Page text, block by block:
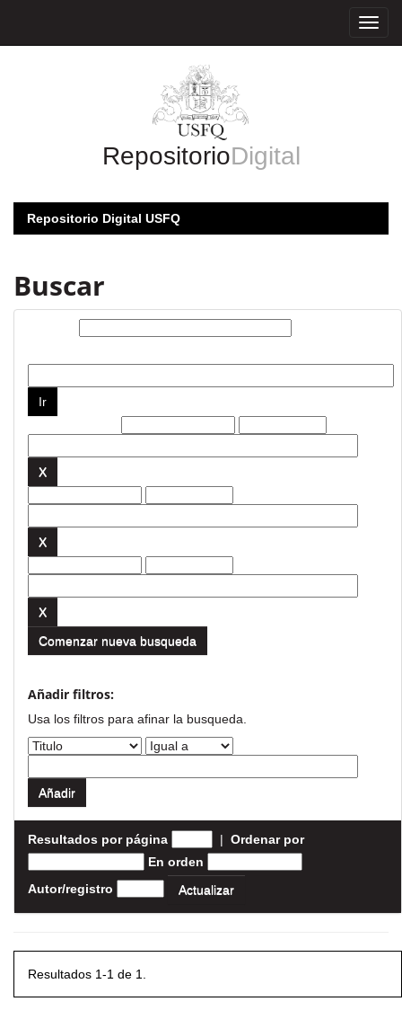
RepositorioDigital
Repositorio Digital USFQ
Buscar
Comenzar nueva busqueda
Añadir filtros:
Usa los filtros para afinar la busqueda.
Resultados por página | Ordenar por
En orden
Autor/registro
Resultados 1-1 de 1.